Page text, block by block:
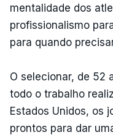
mentalidade dos
profissionalismo
para quando
O selecionar, de 52
todo o trabalho
Estados Unidos, os
prontos para dar